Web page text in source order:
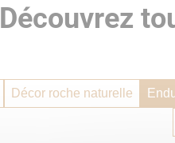
Découvrez
Décor roche naturelle